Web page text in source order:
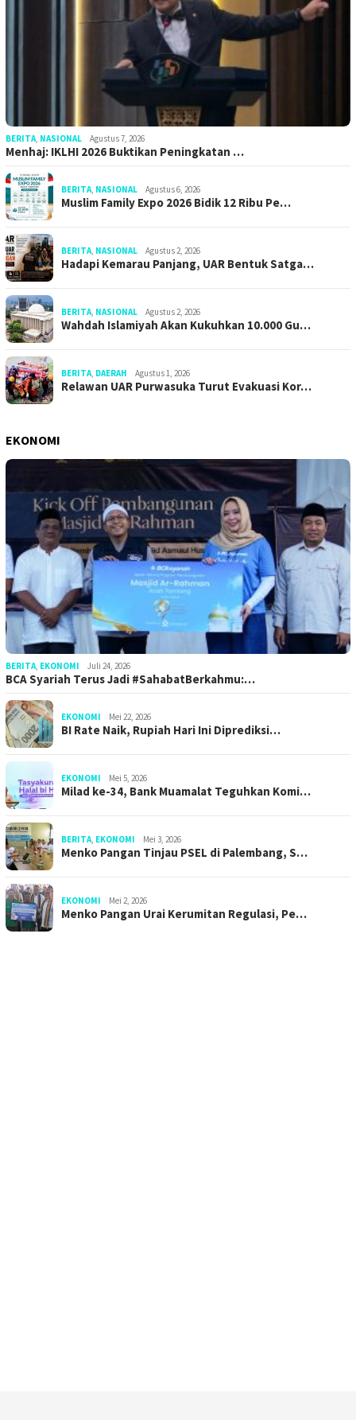
BERITA NASIONAL Agustus 7, 2026
Menhaj: IKLHI 2026 Buktikan Peningkatan …
BERITA NASIONAL Agustus 6, 2026
Muslim Family Expo 2026 Bidik 12 Ribu Pe…
BERITA NASIONAL Agustus 2, 2026
Hadapi Kemarau Panjang, UAR Bentuk Satga…
BERITA NASIONAL Agustus 2, 2026
Wahdah Islamiyah Akan Kukuhkan 10.000 Gu…
BERITA DAERAH Agustus 1, 2026
Relawan UAR Purwasuka Turut Evakuasi Kor…
EKONOMI
BERITA, EKONOMI Juli 24, 2026
BCA Syariah Terus Jadi #SahabatBerkahmu:…
EKONOMI Mei 22, 2026
BI Rate Naik, Rupiah Hari Ini Diprediksi…
EKONOMI Mei 5, 2026
Milad ke-34, Bank Muamalat Teguhkan Komi…
BERITA, EKONOMI Mei 3, 2026
Menko Pangan Tinjau PSEL di Palembang, S…
EKONOMI Mei 2, 2026
Menko Pangan Urai Kerumitan Regulasi, Pe…